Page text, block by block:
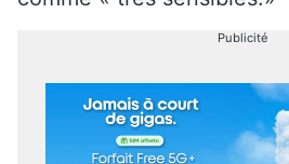
Publicité